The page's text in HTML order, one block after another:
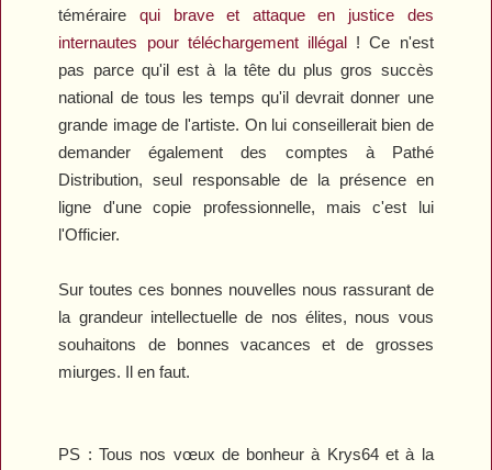
téméraire qui brave et attaque en justice des
internautes pour téléchargement illégal ! Ce n'est
pas parce qu'il est à la tête du plus gros succès
national de tous les temps qu'il devrait donner une
grande image de l'artiste. On lui conseillerait bien de
demander également des comptes à Pathé
Distribution, seul responsable de la présence en
ligne d'une copie professionnelle, mais c'est lui
l'Officier.
Sur toutes ces bonnes nouvelles nous rassurant de
la grandeur intellectuelle de nos élites, nous vous
souhaitons de bonnes vacances et de grosses
miurges. Il en faut.
PS : Tous nos vœux de bonheur à Krys64 et à la